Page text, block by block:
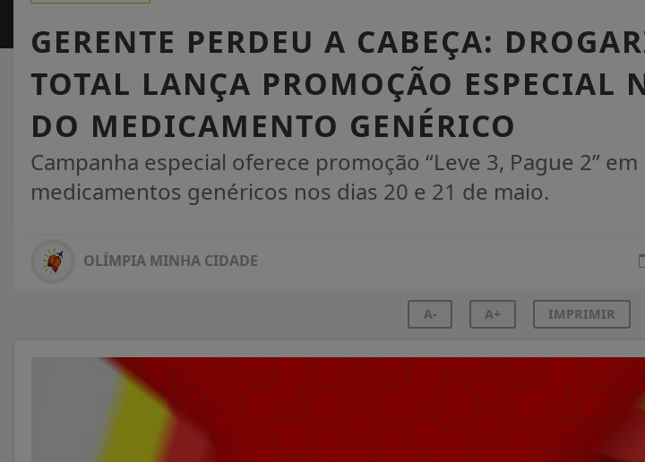
GERENTE PERDEU A CABEÇA:
TOTAL LANÇA PROMOÇÃO ESPECIAL
DO MEDICAMENTO GENÉRICO
Campanha especial oferece promoção “Leve 3, Pague 2” em
medicamentos genéricos nos dias 20 e 21 de maio.
OLÍMPIA MINHA CIDADE
A- A+ IMPRIMIR